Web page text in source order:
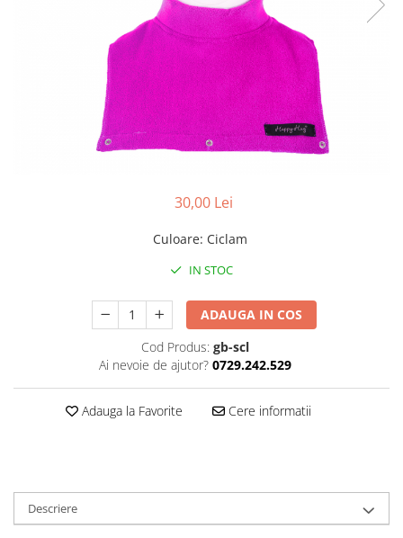
30,00 Lei
Culoare: Ciclam
IN STOC
ADAUGA IN COS
Cod Produs: gb-scl
Ai nevoie de ajutor? 0729.242.529
Adauga la Favorite Cere informatii
Descriere